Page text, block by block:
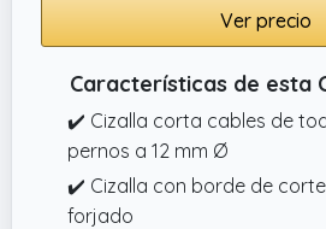
Ver precio
Características de esta
✔️ Cizalla corta cables de
pernos a 12 mm Ø
✔️ Cizalla con borde de
forjado